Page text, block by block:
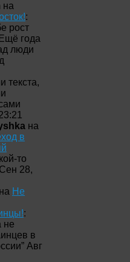
на
:
рост
года
люди
текста,
на
в
то
Сен 28,
на Не
:
не
в
” Авг